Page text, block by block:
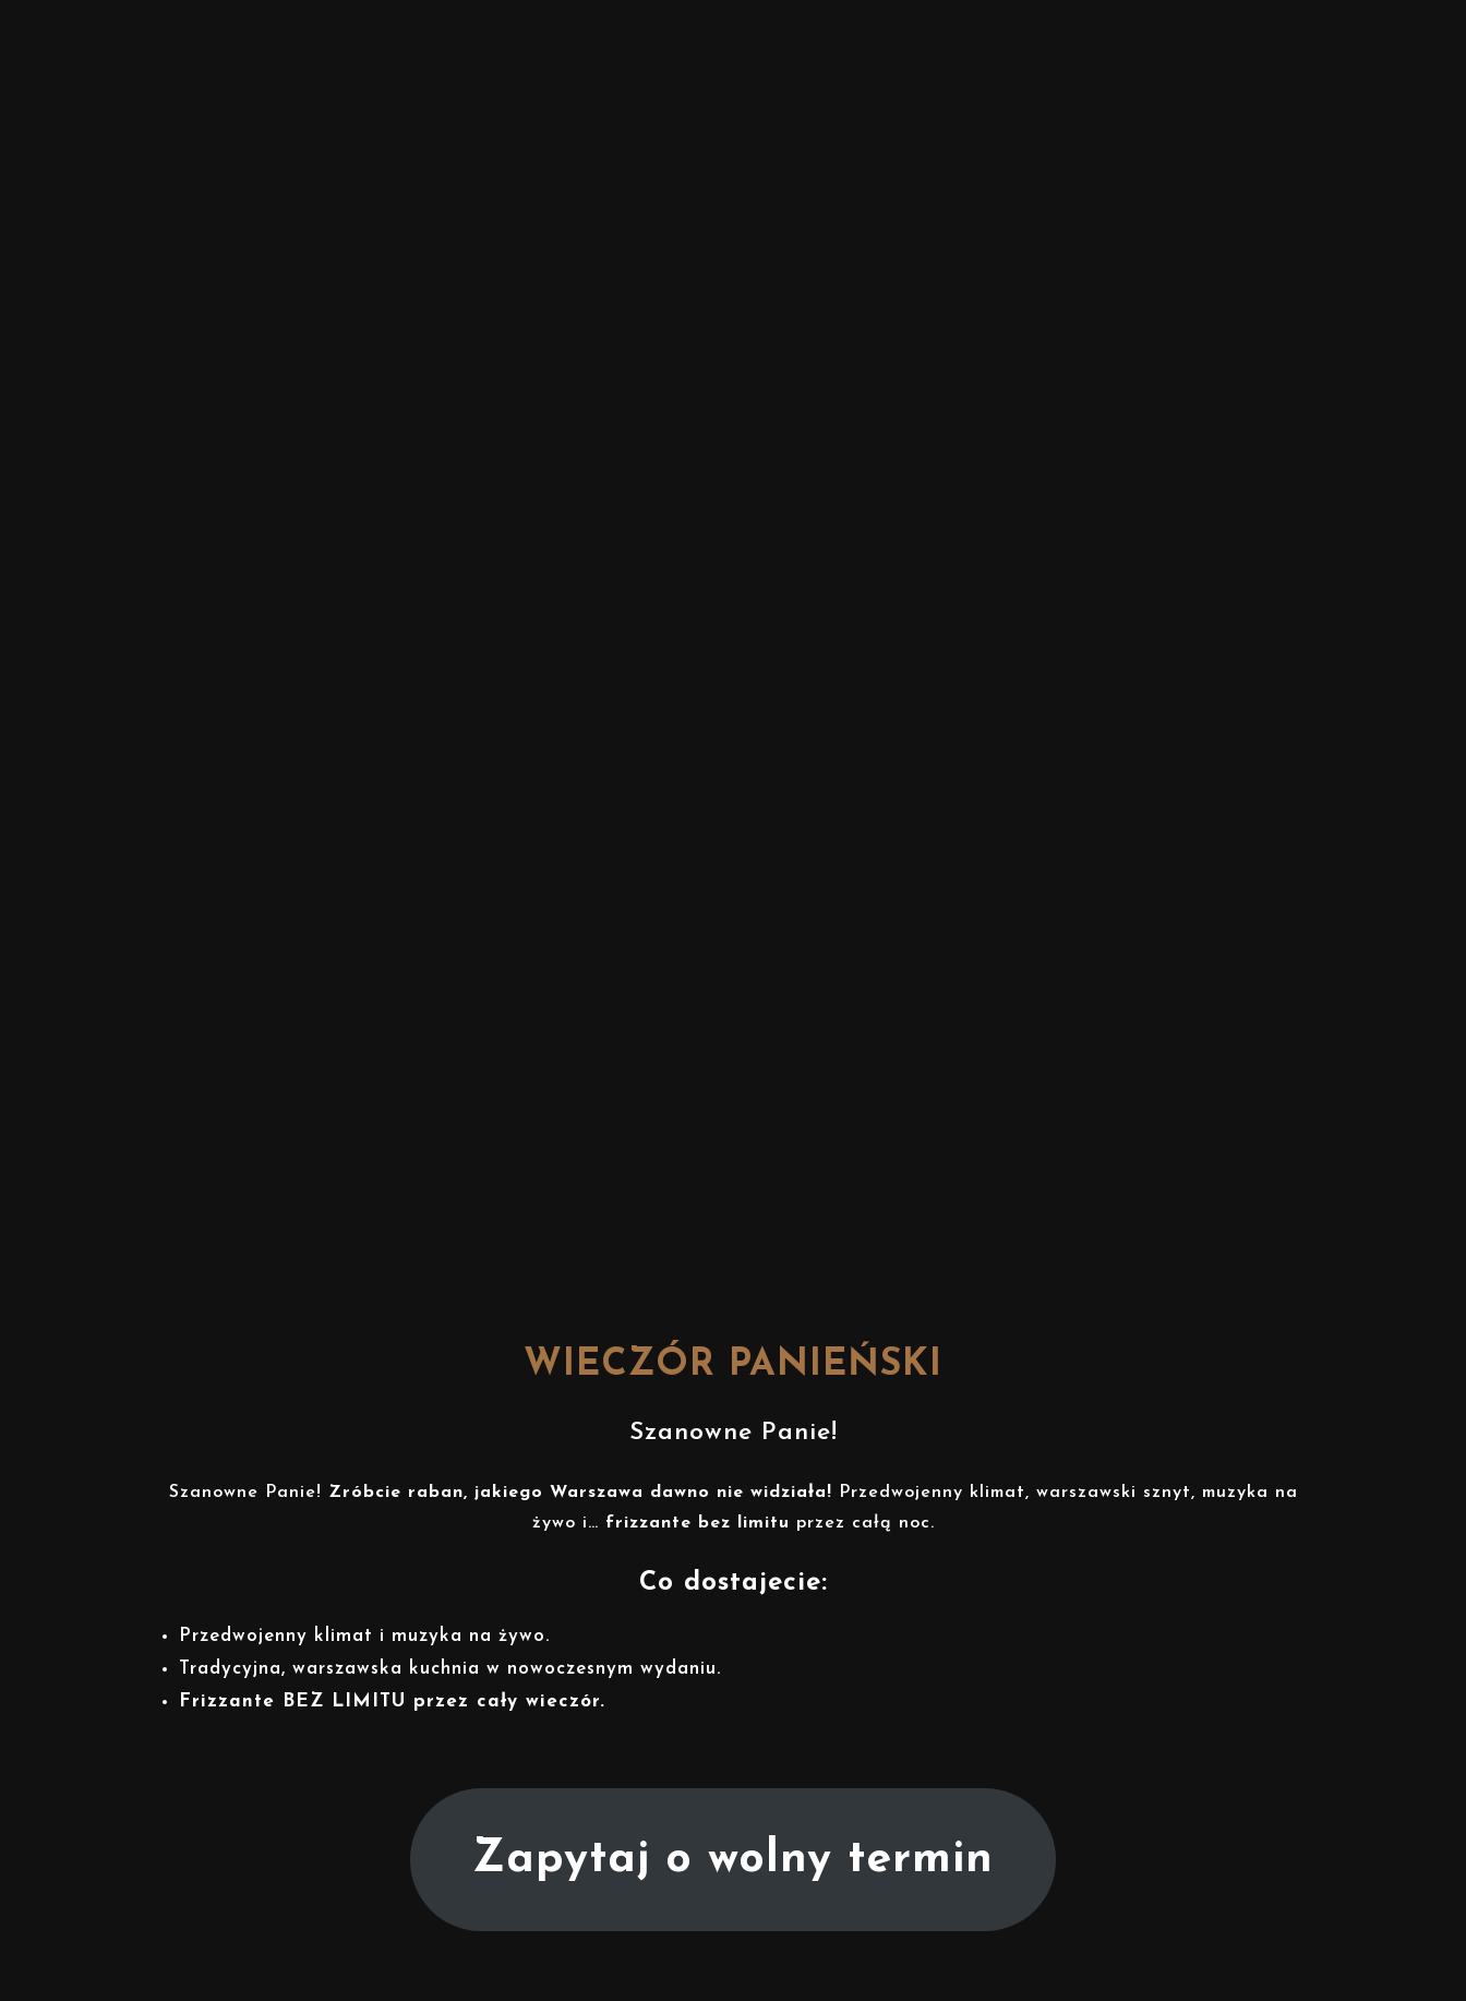
WIECZÓR PANIEŃSKI
Szanowne Panie!
Szanowne Panie! Zróbcie raban, jakiego Warszawa dawno nie widziała! Przedwojenny klimat, warszawski sznyt, muzyka na
żywo i… frizzante bez limitu przez całą noc.
Co dostajecie:
Przedwojenny klimat i muzyka na żywo.
Tradycyjna, warszawska kuchnia w nowoczesnym wydaniu.
Frizzante BEZ LIMITU przez cały wieczór.
Zapytaj o wolny termin